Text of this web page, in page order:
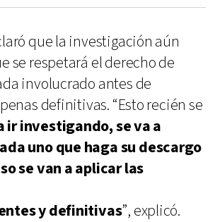
que la investigación aún
se respetará el derecho de
involucrado antes de
definitivas. “Esto recién se
ir investigando, se va a
uno que haga su descargo
se van a aplicar las
y definitivas”, explicó.